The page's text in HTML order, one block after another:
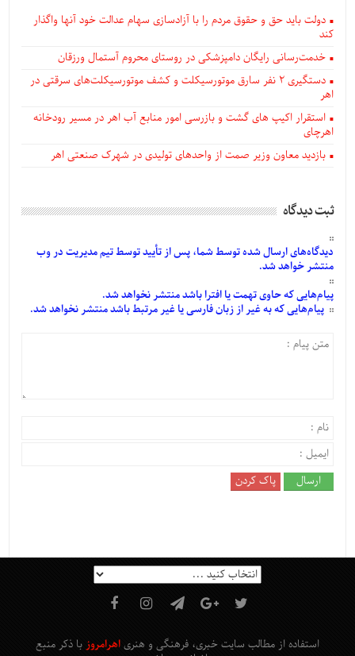
دولت باید حق و حقوق مردم را با آزادسازی سهام عدالت خود آنها واگذار
کند
خدمت‌رسانی رایگان دامپزشکی در روستای محروم آستمال ورزقان
دستگيری ۲ نفر سارق موتورسیکلت و کشف موتورسیکلت‌های سرقتی در
اهر
استقرار اکیپ های گشت و بازرسی امور منابع آب اهر در مسیر رودخانه
اهرچای
بازدید معاون وزیر صمت از واحدهای تولیدی در شهرک صنعتی اهر
ثبت دیدگاه
دیدگاه‌هایارسالشدهتوسط شما، پس ازتأییدتوسط تیم مدیریت در وب
منتشر خواهد شد.
پیام‌هاییکه حاوی تهمت یا افترا باشد منتشر نخواهد شد.
پیام‌هاییکه به غیر از زبان فارسی یا غیر مرتبط باشد منتشر نخواهد شد.
استفاده از مطالب سایت خبری، فرهنگی و هنری اهرامروز با ذکر منبع